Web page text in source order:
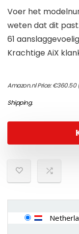
Voer het
weten dat dit past.
61
Krachtige AiX
Amazon.nl Price:€360.50
Shipping.